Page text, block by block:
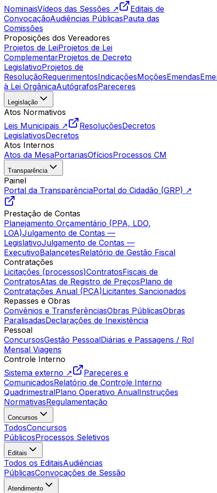
NominaisVídeos das Sessões ↗
Editais de
ConvocaçãoAudiências PúblicasPauta das
Comissões
Proposições dos Vereadores
Projetos de LeiProjetos de Lei
ComplementarProjetos de Decreto
LegislativoProjetos de
ResoluçãoRequerimentosIndicaçõesMoçõesEmendas
à Lei OrgânicaAutógrafosPareceres
Legislação
Atos Normativos
Leis Municipais ↗
ResoluçõesDecretos
LegislativosDecretos
Atos Internos
Atos da MesaPortariasOfíciosProcessos CM
Transparência
Painel
Portal da TransparênciaPortal do Cidadão (GRP) ↗
Prestação de Contas
Planejamento Orçamentário (PPA, LDO,
LOA)Julgamento de Contas —
LegislativoJulgamento de Contas —
ExecutivoBalancetesRelatório de Gestão Fiscal
Contratações
Licitações (processos)ContratosFiscais de
ContratosAtas de Registro de PreçosPlano de
Contratações Anual (PCA)Licitantes Sancionados
Repasses e Obras
Convênios e TransferênciasObras PúblicasObras
ParalisadasDeclarações de Inexistência
Pessoal
ConcursosGestão PessoalDiárias e Passagens / Rol
Mensal Viagens
Controle Interno
Sistema externo ↗
Pareceres e
ComunicadosRelatório de Controle Interno
QuadrimestralPlano Operativo AnualInstruções
NormativasRegulamentação
Concursos
TodosConcursos
PúblicosProcessos Seletivos
Editais
Todos os EditaisAudiências
PúblicasConvocações de Sessão
Atendimento